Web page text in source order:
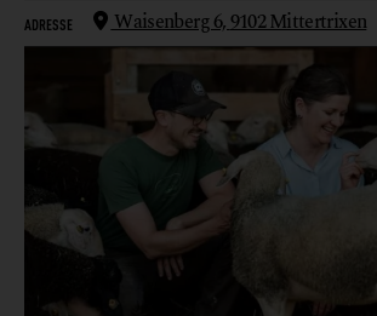
ADRESSE Waisenberg 6,9102 Mittertrixen